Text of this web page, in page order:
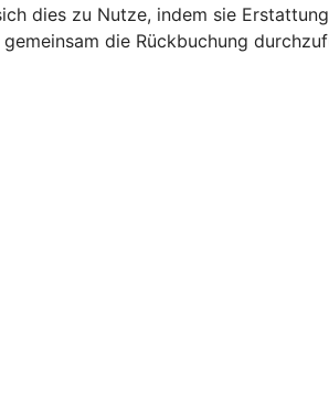
dies zu Nutze, indem sie
die Rückbuchung